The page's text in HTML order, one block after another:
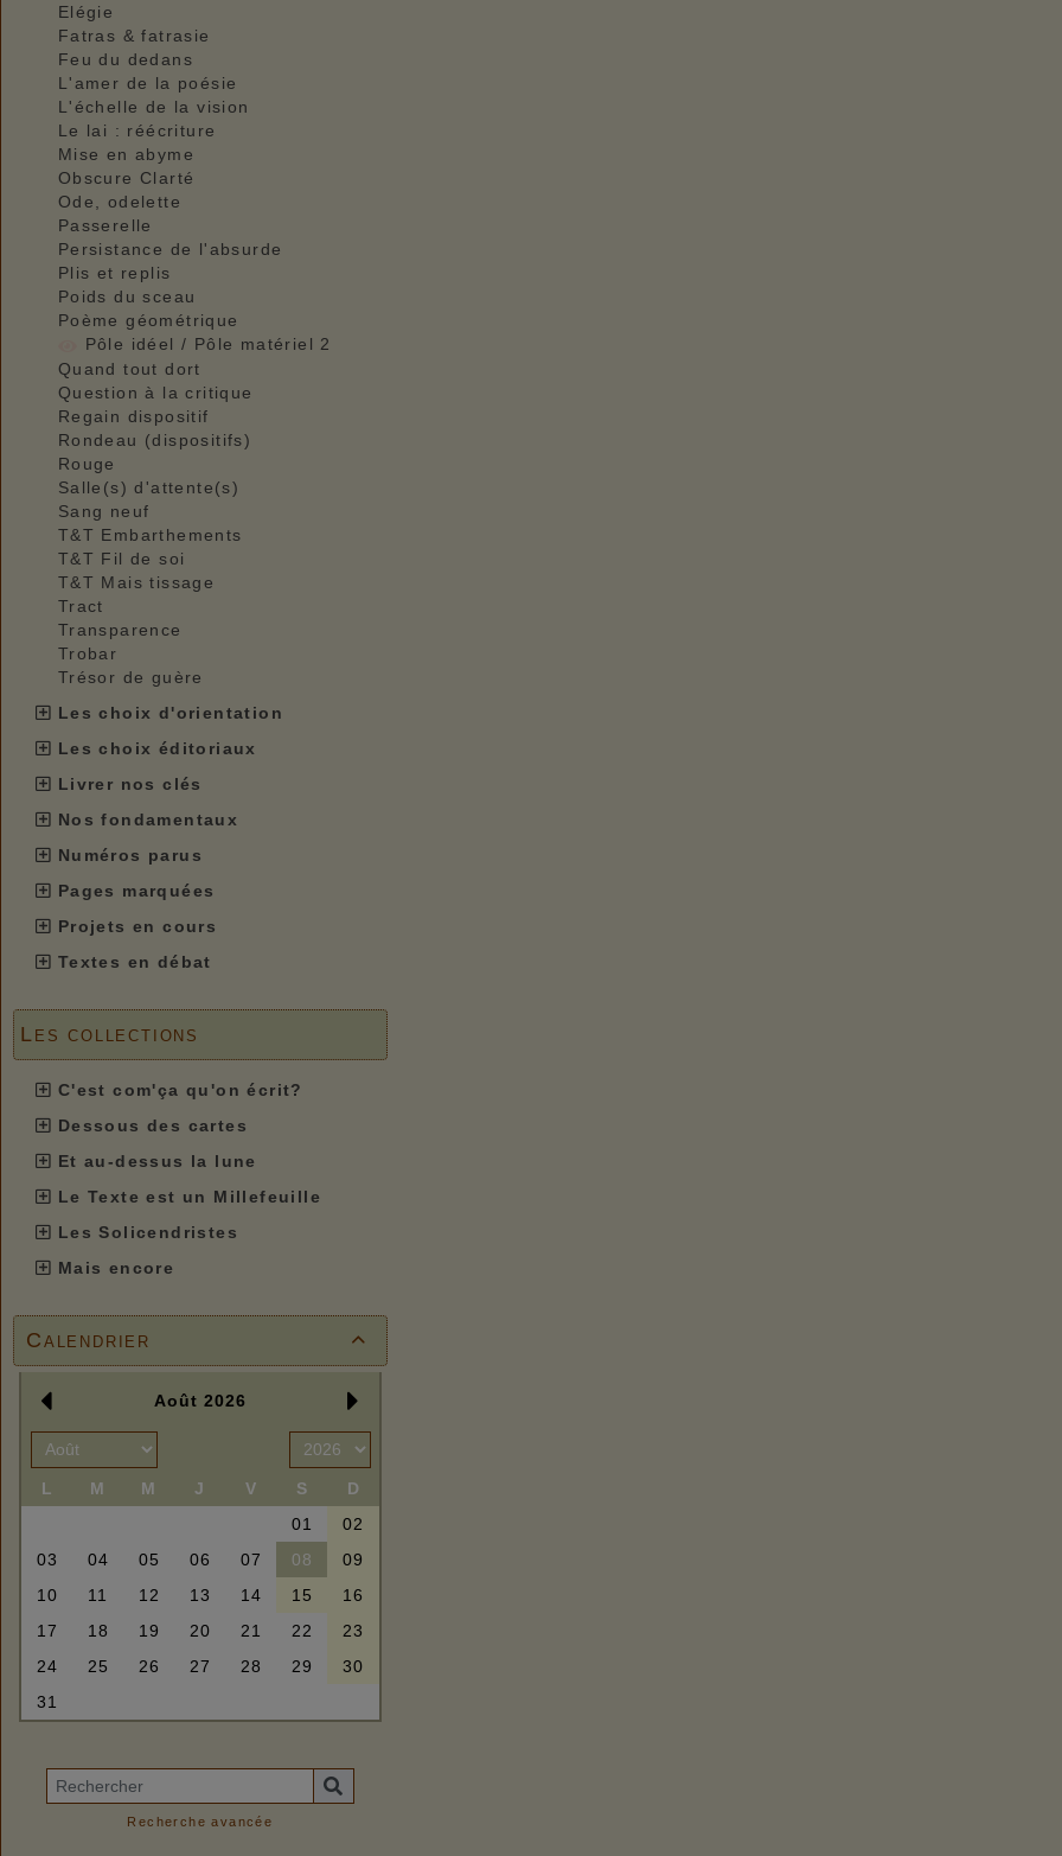
Elégie
Fatras & fatrasie
Feu du dedans
L'amer de la poésie
L'échelle de la vision
Le lai : réécriture
Mise en abyme
Obscure Clarté
Ode, odelette
Passerelle
Persistance de l'absurde
Plis et replis
Poids du sceau
Poème géométrique
Pôle idéel / Pôle matériel 2
Quand tout dort
Question à la critique
Regain dispositif
Rondeau (dispositifs)
Rouge
Salle(s) d'attente(s)
Sang neuf
T&T Embarthements
T&T Fil de soi
T&T Mais tissage
Tract
Transparence
Trobar
Trésor de guère
Les choix d'orientation
Les choix éditoriaux
Livrer nos clés
Nos fondamentaux
Numéros parus
Pages marquées
Projets en cours
Textes en débat
Les collections
C'est com'ça qu'on écrit?
Dessous des cartes
Et au-dessus la lune
Le Texte est un Millefeuille
Les Solicendristes
Mais encore

Calendrier
Recherche avancée